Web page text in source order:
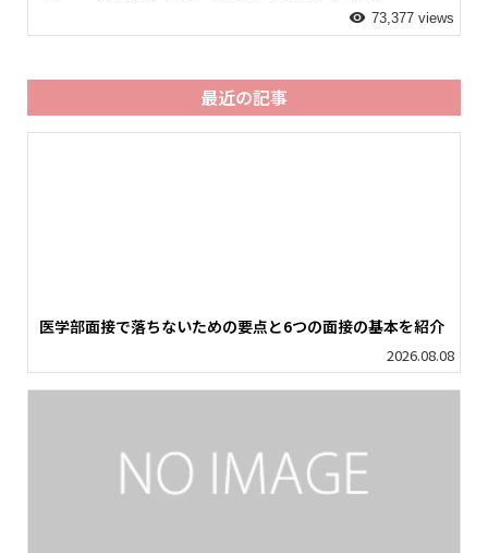
73,377 views
最近の記事
医学部面接で落ちないための要点と6つの面接の基本を紹介
2026.08.08